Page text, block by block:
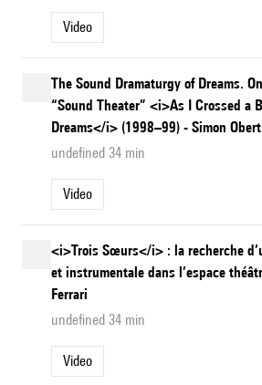
Video
The Sound Dramaturgy of Dreams.
“Sound Theater” <i>As I Crossed a
Dreams</i> (1998–99) - Simon Obert
undefined 34 min
Video
<i>Trois Sœurs</i> : la recherche
et instrumentale dans l’espace
Ferrari
undefined 34 min
Video